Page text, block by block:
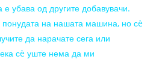
убава од другите добавувачи.
на нашата машина, но сè
да нарачате сега или
сè уште нема да ми